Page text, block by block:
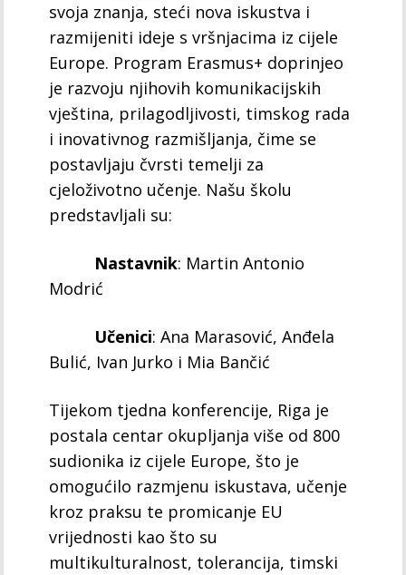
svoja znanja, steći nova iskustva i
razmijeniti ideje s vršnjacima iz cijele
Europe. Program Erasmus+ doprinjeo
je razvoju njihovih komunikacijskih
vještina, prilagodljivosti, timskog rada
i inovativnog razmišljanja, čime se
postavljaju čvrsti temelji za
cjeloživotno učenje. Našu školu
predstavljali su:
Nastavnik: Martin Antonio
Modrić
Učenici: Ana Marasović, Anđela
Bulić, Ivan Jurko i Mia Bančić
Tijekom tjedna konferencije, Riga je
postala centar okupljanja više od 800
sudionika iz cijele Europe, što je
omogućilo razmjenu iskustava, učenje
kroz praksu te promicanje EU
vrijednosti kao što su
multikulturalnost, tolerancija, timski